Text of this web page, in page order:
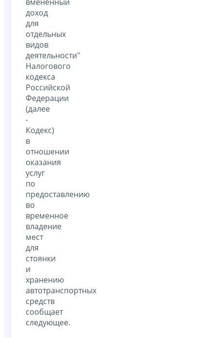
доход
для
отдельных
видов
деятельности"
Налогового
кодекса
Российской
Федерации
(далее
-
Кодекс)
в
отношении
оказания
услуг
по
предоставлению
во
временное
владение
мест
для
стоянки
и
хранению
автотранспортных
средств
сообщает
следующее.